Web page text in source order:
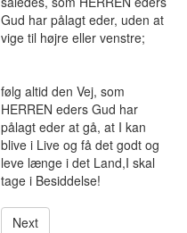
Gud har pålagt eder, uden at
vige til højre eller venstre;
følg altid den Vej, som
HERREN eders Gud har
pålagt eder at gå, at I kan
blive i Live og få det godt og
leve længe i det Land,I skal
tage i Besiddelse!
Next